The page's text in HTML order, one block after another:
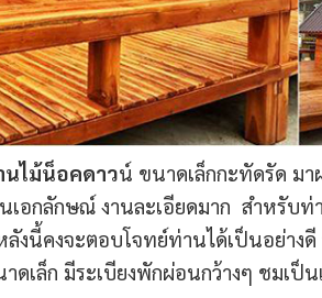
นไม้น็อคดาวน์ ขนาดเล็กกะทัดรัด ม
เอกลักษณ์ งานละเอียดมาก สำหรับ
งนี้คงจะตอบโจทย์ท่านได้เป็นอย่าง
เล็ก มีระเบียงพักผ่อนกว้างๆ ชมเป็